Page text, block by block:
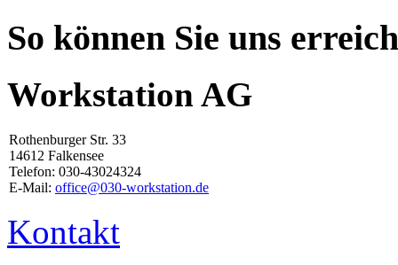
So können Sie uns
Workstation AG
Rothenburger Str. 33
14612 Falkensee
Telefon: 030-43024324
E-Mail: office@030-workstation.de
Kontakt